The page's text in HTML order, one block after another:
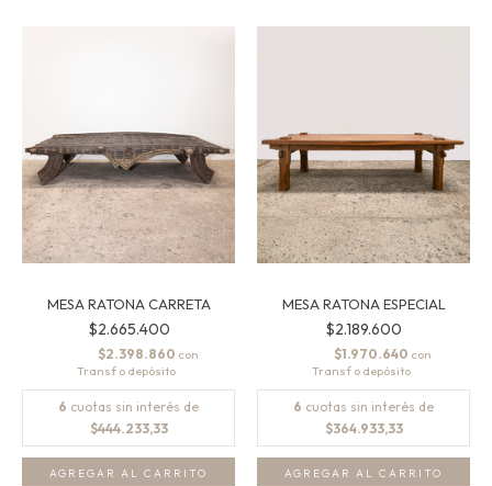
MESA RATONA CARRETA
$2.665.400
$2.398.860 con
6 cuotas sin interés de
$444.233,33
AGREGAR AL CARRITO
MESA RATONA ESPECIAL
$2.189.600
$1.970.640 con
6 cuotas sin interés de
$364.933,33